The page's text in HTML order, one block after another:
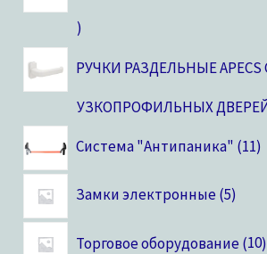
РУЧКИ РАЗДЕЛЬНЫЕ APECS
УЗКОПРОФИЛЬНЫХ
Система "Антипаника" 11
Замки электронные 5
Торговое оборудование 10